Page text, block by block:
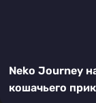
Neko Journey
кошачьего